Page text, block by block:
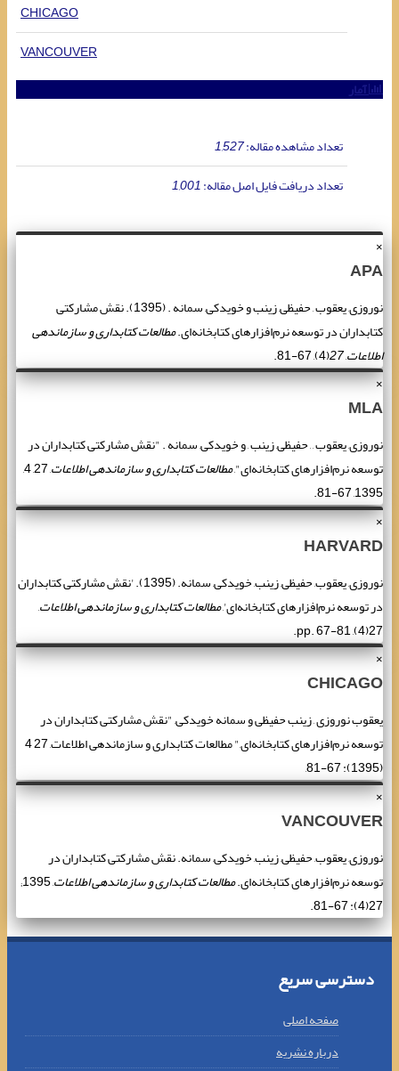
CHICAGO
VANCOUVER
آمار
تعداد مشاهده مقاله:1,527
تعداد دریافت فایل اصل مقاله:1,001
×
APA
نوروزی, یعقوب , حفیظی, زینب و خویدکی, سمانه . (1395). نقش مشارکتی
کتابداران در توسعه نرم‌افزارهای کتابخانه‌ای.مطالعات کتابداری و سازماندهی
اطلاعات,
27
(4), 67-81.
×
MLA
نوروزی, یعقوب , , حفیظی, زینب , و خویدکی, سمانه . "نقش مشارکتی کتابداران در
توسعه نرم‌افزارهای کتابخانه‌ای",مطالعات کتابداری و سازماندهی اطلاعات
, 27, 4,
1395, 67-81.
×
HARVARD
نوروزی, یعقوب, حفیظی, زینب, خویدکی, سمانه. (1395). 'نقش مشارکتی کتابداران
در توسعه نرم‌افزارهای کتابخانه‌ای',مطالعات کتابداری و سازماندهی اطلاعات,
27(4), pp. 67-81.
×
CHICAGO
یعقوب نوروزی , زینب حفیظی و سمانه خویدکی, "نقش مشارکتی کتابداران در
توسعه نرم‌افزارهای کتابخانه‌ای," مطالعات کتابداری و سازماندهی اطلاعات, 27 4
(1395): 67-81,
×
VANCOUVER
نوروزی, یعقوب, حفیظی, زینب, خویدکی, سمانه. نقش مشارکتی کتابداران در
توسعه نرم‌افزارهای کتابخانه‌ای.مطالعات کتابداری و سازماندهی اطلاعات
, 1395;
27(4): 67-81.
دسترسی سریع
صفحه اصلی
درباره نشریه